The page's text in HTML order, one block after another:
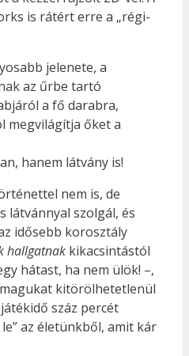
is rátért erre a „régi-
hanem látvány is!
nem is, de
látvánnyal szolgál, és
idősebb korosztály
hallgatnak kikacsintástól
hátast, ha nem ülök! –,
kitörölhetetlenül
száz percét
az életünkből, amit kár